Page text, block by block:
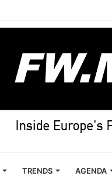
TRENDS AGENDA